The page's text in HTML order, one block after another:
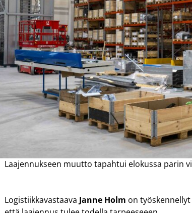
Laajennukseen muutto tapahtui elokussa parin
Logistiikkavastaava Janne Holm on